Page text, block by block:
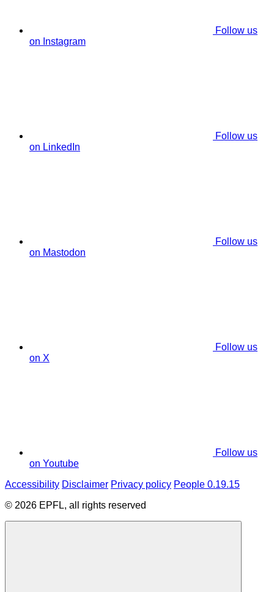
Follow us
on Instagram
Follow us
on LinkedIn
Follow us
on Mastodon
Follow us
on X
Follow us
on Youtube
Accessibility Disclaimer Privacy policy People 0.19.15
© 2026 EPFL, all rights reserved